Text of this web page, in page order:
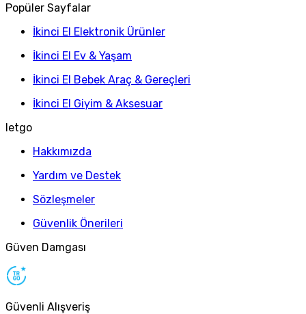
Popüler Sayfalar
İkinci El Elektronik Ürünler
İkinci El Ev & Yaşam
İkinci El Bebek Araç & Gereçleri
İkinci El Giyim & Aksesuar
letgo
Hakkımızda
Yardım ve Destek
Sözleşmeler
Güvenlik Önerileri
Güven Damgası
Güvenli Alışveriş